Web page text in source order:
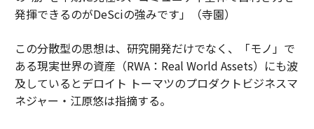
発揮できるのがDeSciの強みです」（寺園）
この分散型の思想は、研究開発だけでなく、「モノ」で
ある現実世界の資産（RWA：Real World Assets）にも波
及しているとデロイト トーマツのプロダクトビジネスマ
ネジャー・江原悠は指摘する。